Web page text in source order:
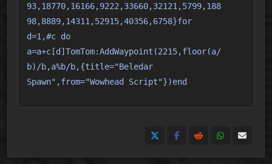
93,18770,16166,9222,33660,32121,5799,188
98,8889,14311,52915,40356,6758}for
d=1,#c do
a=a+c[d]TomTom:AddWaypoint(2215,floor(a/
b)/b,a%b/b,{title="Beledar
Spawn",from="Wowhead Script"})end